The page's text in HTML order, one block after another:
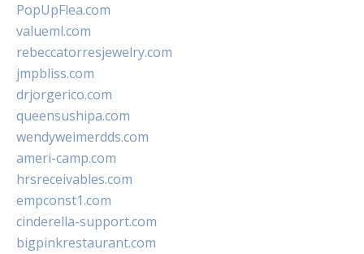
PopUpFlea.com
valueml.com
rebeccatorresjewelry.com
jmpbliss.com
drjorgerico.com
queensushipa.com
wendyweimerdds.com
ameri-camp.com
hrsreceivables.com
empconst1.com
cinderella-support.com
bigpinkrestaurant.com